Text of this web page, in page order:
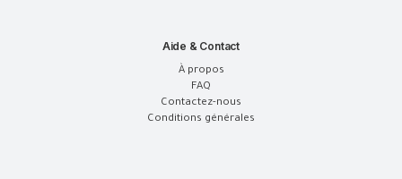
Aide & Contact
À propos
FAQ
Contactez-nous
Conditions générales